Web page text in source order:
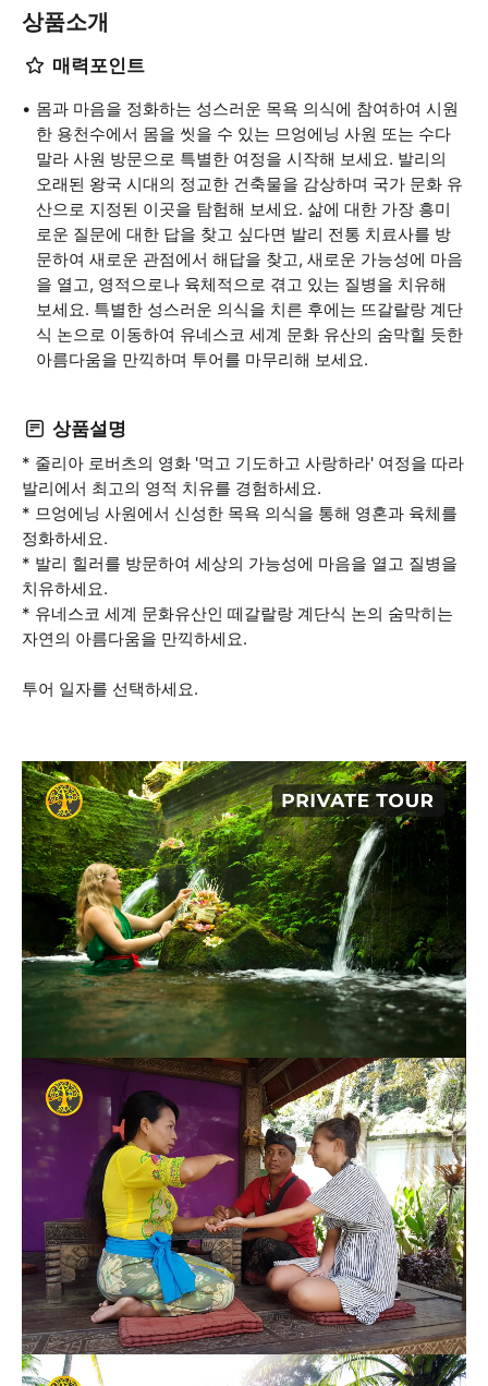
상품소개
매력포인트
몸과 마음을 정화하는 성스러운 목욕 의식에 참여하여 시원
한 용천수에서 몸을 씻을 수 있는 므엉에닝 사원 또는 수다
말라 사원 방문으로 특별한 여정을 시작해 보세요. 발리의
오래된 왕국 시대의 정교한 건축물을 감상하며 국가 문화 유
산으로 지정된 이곳을 탐험해 보세요. 삶에 대한 가장 흥미
로운 질문에 대한 답을 찾고 싶다면 발리 전통 치료사를 방
문하여 새로운 관점에서 해답을 찾고, 새로운 가능성에 마음
을 열고, 영적으로나 육체적으로 겪고 있는 질병을 치유해
보세요. 특별한 성스러운 의식을 치른 후에는 뜨갈랄랑 계단
식 논으로 이동하여 유네스코 세계 문화 유산의 숨막힐 듯한
아름다움을 만끽하며 투어를 마무리해 보세요.
상품설명
* 줄리아 로버츠의 영화 '먹고 기도하고 사랑하라' 여정을 따라
발리에서 최고의 영적 치유를 경험하세요.
* 므엉에닝 사원에서 신성한 목욕 의식을 통해 영혼과 육체를
정화하세요.
* 발리 힐러를 방문하여 세상의 가능성에 마음을 열고 질병을
치유하세요.
* 유네스코 세계 문화유산인 떼갈랄랑 계단식 논의 숨막히는
자연의 아름다움을 만끽하세요.
투어 일자를 선택하세요.